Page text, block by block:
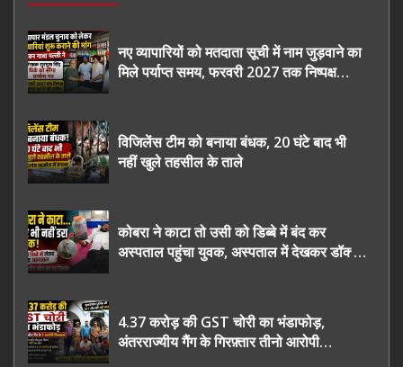
नए व्यापारियों को मतदाता सूची में नाम जुड़वाने का
मिले पर्याप्त समय, फरवरी 2027 तक निष्पक्ष
विजिलेंस टीम को बनाया बंधक, 20 घंटे बाद भी
नहीं खुले तहसील के ताले
कोबरा ने काटा तो उसी को डिब्बे में बंद कर
अस्पताल पहुंचा युवक, अस्पताल में देखकर डॉक्टर
4.37 करोड़ की GST चोरी का भंडाफोड़,
अंतरराज्यीय गैंग के गिरफ़्तार तीनो आरोपी